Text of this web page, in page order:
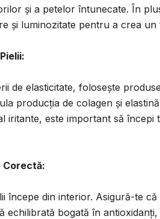
și a petelor întunecate. În
și luminozitate pentru a crea
de elasticitate, folosește
producția de colagen și
iritante, este important să
Corectă:
începe din interior. Asigură-te
echilibrată bogată în